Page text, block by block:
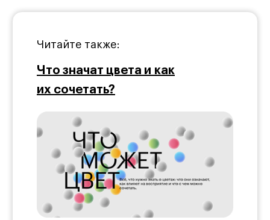
Читайте также:
Что значат цвета и как
их сочетать?